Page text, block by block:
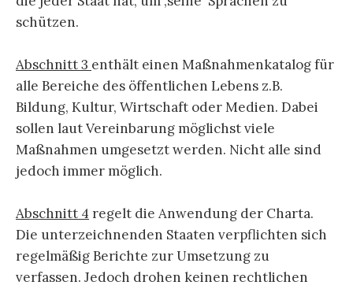
schützen.
Abschnitt 3 enthält einen Maßnahmenkatalog für
alle Bereiche des öffentlichen Lebens z.B.
Bildung, Kultur, Wirtschaft oder Medien. Dabei
sollen laut Vereinbarung möglichst viele
Maßnahmen umgesetzt werden. Nicht alle sind
jedoch immer möglich.
Abschnitt 4 regelt die Anwendung der Charta.
Die unterzeichnenden Staaten verpflichten sich
regelmäßig Berichte zur Umsetzung zu
verfassen. Jedoch drohen keinen rechtlichen